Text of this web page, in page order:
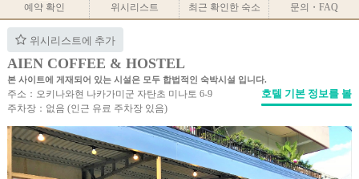
예약 확인 위시리스트 최근 확인한 숙소 문의・FAQ
위시리스트에 추가
AIEN COFFEE & HOSTEL
본 사이트에 게재되어 있는 시설은 모두 합법적인 숙박시설 입니다.
주소：오키나와현 나카가미군 자탄초 미나토 6-9
주차장：없음 (인근 유료 주차장 있음)
호텔 기본 정보를 볼